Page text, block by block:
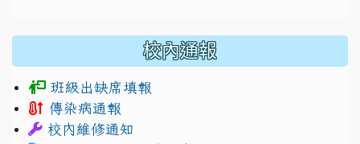
校內通報
班級出缺席填報
傳染病通報
校內維修通知